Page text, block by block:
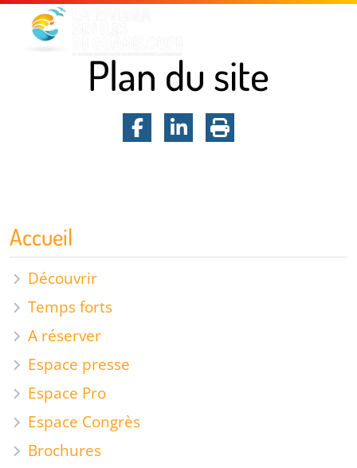
Menu principal
Contenu principal
Pied de page
Plan du site
FacebookLinkedInImprimer la page
Accueil
Découvrir
Temps forts
A réserver
Espace presse
Espace Pro
Espace Congrès
Brochures